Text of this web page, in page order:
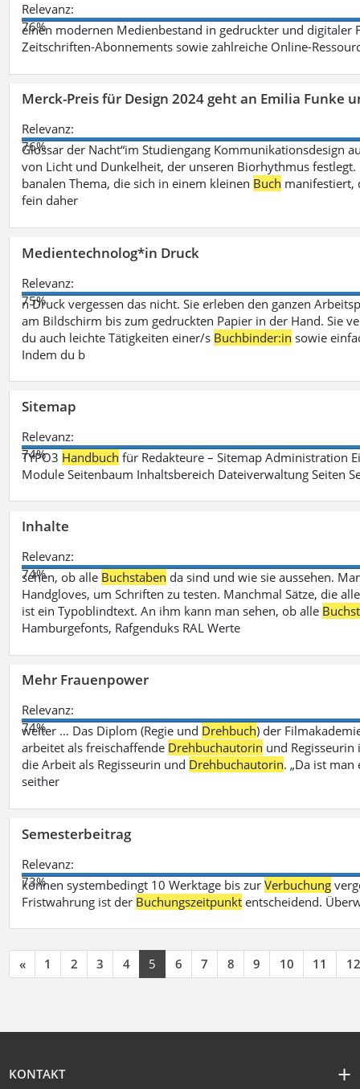
Relevanz:
76%
einen modernen Medienbestand in gedruckter und
Zeitschriften-Abonnements sowie zahlreiche Online-
Merck-Preis für Design 2024 geht an Emilia Funke
Relevanz:
76%
Glossar der Nacht“im Studiengang Kommunikationsdesign
von Licht und Dunkelheit, der unseren Biorhythmus
banalen Thema, die sich in einem kleinen Buch manifestiert,
fein daher
Medientechnolog*in Druck
Relevanz:
75%
n Druck vergessen das nicht. Sie erleben den ganzen
am Bildschirm bis zum gedruckten Papier in der Hand. Sie
du auch leichte Tätigkeiten einer/s Buchbinder:in sowie
Indem du b
Sitemap
Relevanz:
74%
TYPO3 Handbuch für Redakteure – Sitemap Administration
Module Seitenbaum Inhaltsbereich Dateiverwaltung Seiten
Inhalte
Relevanz:
74%
sehen, ob alle Buchstaben da sind und wie sie aussehen.
Handgloves, um Schriften zu testen. Manchmal Sätze, die
ist ein Typoblindtext. An ihm kann man sehen, ob alle
Hamburgefonts, Rafgenduks RAL Werte
Mehr Frauenpower
Relevanz:
74%
weiter … Das Diplom (Regie und Drehbuch) der
arbeitet als freischaffende Drehbuchautorin und
die Arbeit als Regisseurin und Drehbuchautorin. „Da ist
seither
Semesterbeitrag
Relevanz:
73%
können systembedingt 10 Werktage bis zurVerbuchung
Fristwahrung ist der Buchungszeitpunkt entscheidend.
« 1 2 3 4 5 6 7 8 9 10 11 12
KONTAKT